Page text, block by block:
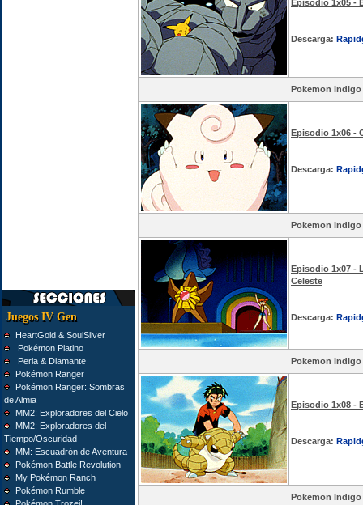
Juegos IV Gen
HeartGold & SoulSilver
Pokémon Platino
Perla & Diamante
Pokémon Ranger
Pokémon Ranger: Sombras
de Almia
MM2: Exploradores del Cielo
MM2: Exploradores del
Tiempo/Oscuridad
MM: Escuadrón de Aventura
Pokémon Battle Revolution
My Pokémon Ranch
Pokémon Rumble
Episodio 1x05 -
Descarga:
Pokemon Indigo
Episodio 1x06 -
Descarga:
Pokemon Indigo
Episodio 1x07 -
Celeste
Descarga:
Pokemon Indigo
Episodio 1x08 -
Descarga:
Pokemon Indigo